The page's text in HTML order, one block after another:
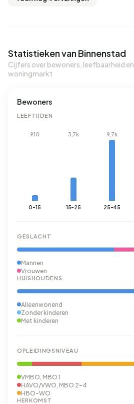
Statistieken van Binnenstad
Cijfers over bewoners, leefbaarheid en
woningmarkt
Bewoners
LEEFTIJDEN
910
0-15
3,7k
15-25
9,7k
25-45
GESLACHT
Mannen
Vrouwen
HUISHOUDENS
Alleenwonend
Zonder kinderen
Met kinderen
OPLEIDINGSNIVEAU
VMBO, MBO 1
HAVO/VWO, MBO 2-4
HBO-WO
HERKOMST